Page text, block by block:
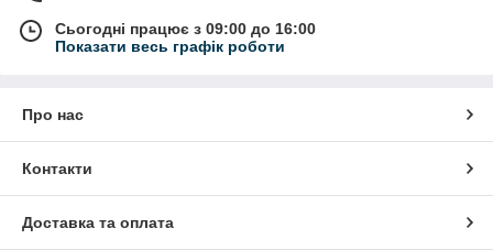
Сьогодні працює з 09:00 до 16:00
Показати весь графік роботи
Про нас
Контакти
Доставка та оплата